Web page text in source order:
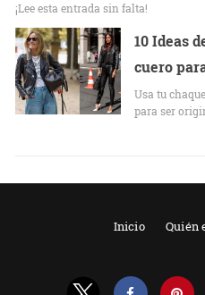
¡Lee esta entrada sin falta!
10 Ideas
cuero
Usa tu
para ser
Inicio Quién